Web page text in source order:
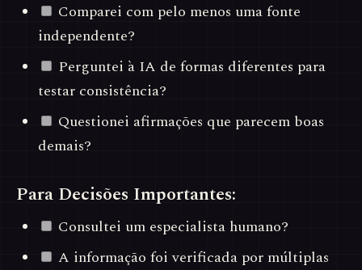
Comparei com pelo menos uma fonte
independente?
Perguntei à IA de formas diferentes para
testar consistência?
Questionei afirmações que parecem boas
demais?
Para Decisões Importantes:
Consultei um especialista humano?
A informação foi verificada por múltiplas